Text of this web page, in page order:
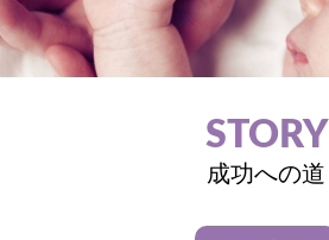
STORY
成功への道